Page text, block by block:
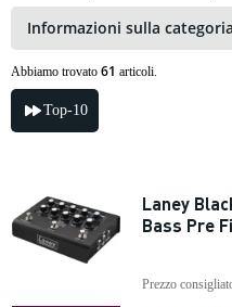
Informazioni sulla categoria
Abbiamo trovato 61 articoli.
Top-10
Laney
Bass Pre
Prezzo